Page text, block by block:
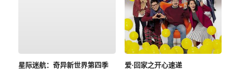
星际迷航：奇异新世界第四季
爱·回家之开心速递